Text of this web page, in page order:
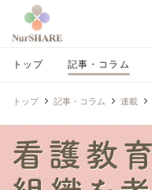
トップ 記事・コラム
トップ 記事・コラム 連載